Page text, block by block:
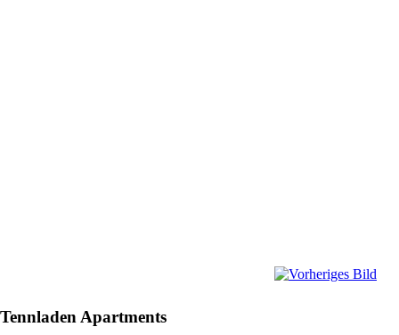
Tennladen Apartments